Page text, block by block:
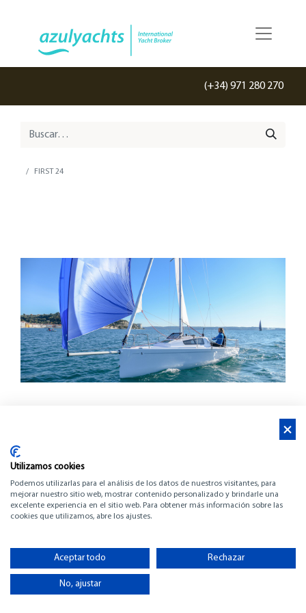
(+34) 971 280 270
FIRST 24
FIRST 24
-
Utilizamos cookies
Podemos utilizarlas para el análisis de los datos de nuestros visitantes, para
mejorar nuestro sitio web, mostrar contenido personalizado y brindarle una
excelente experiencia en el sitio web. Para obtener más información sobre las
cookies que utilizamos, abre los ajustes.
Aceptar todo Rechazar
No, ajustar